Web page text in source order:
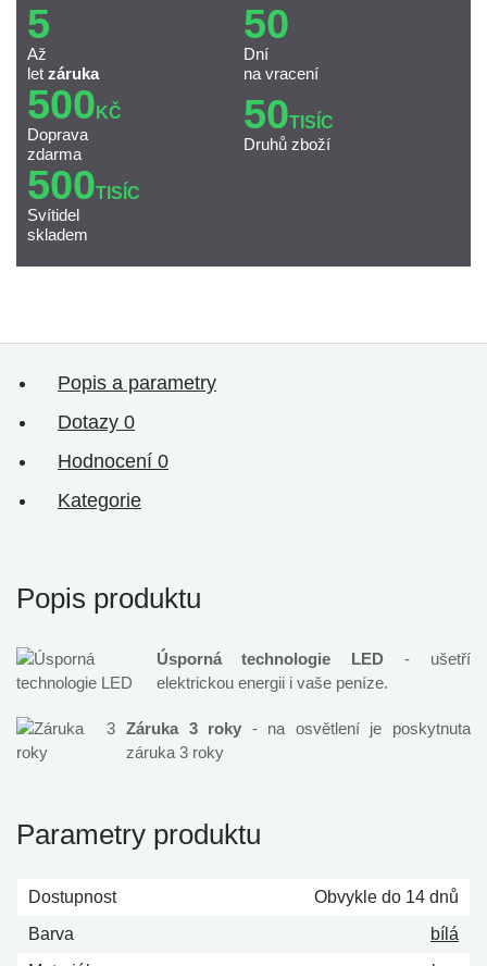
5
Až
let záruka
50
Dní
na vracení
500 KČ
Doprava
zdarma
50TISÍC
Druhů zboží
500TISÍC
Svítidel
skladem
Popis a parametry
Dotazy 0
Hodnocení 0
Kategorie
Popis produktu
Úsporná technologie LED - ušetří
elektrickou energii i vaše peníze.
Záruka 3 roky - na osvětlení je poskytnuta
záruka 3 roky
Parametry produktu
Dostupnost
Obvykle do 14 dnů
Barva
bílá